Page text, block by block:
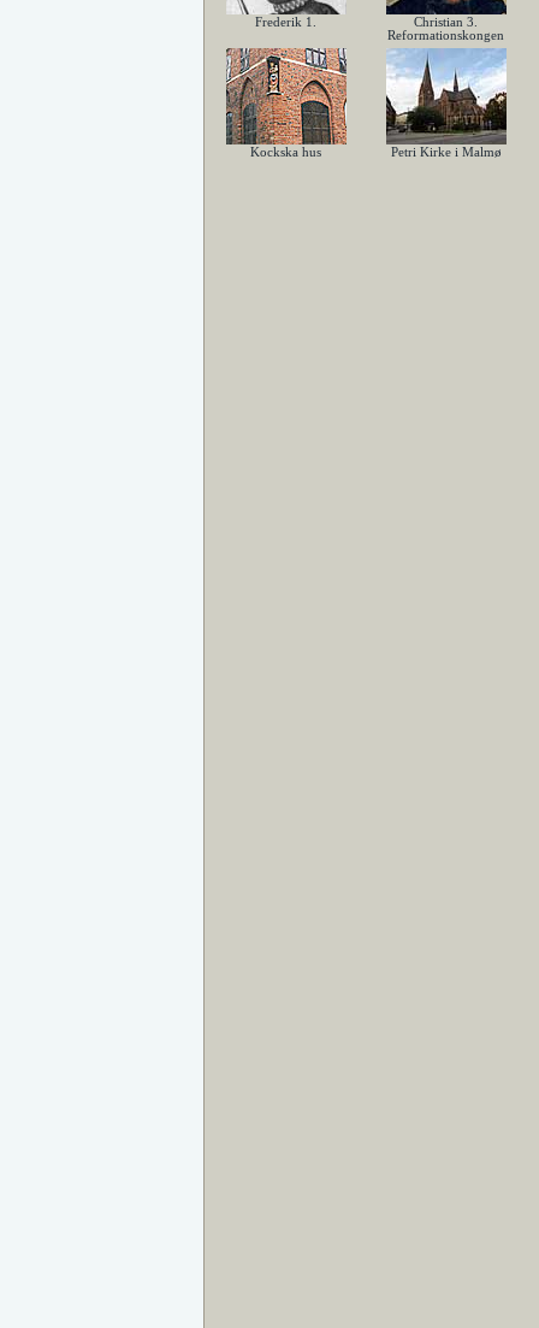
Frederik 1.
Christian 3.
Reformationskongen
Kockska hus Petri Kirke i Malmø